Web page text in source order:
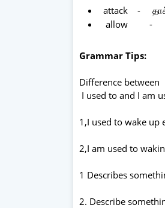
attack -
allow -
Grammar Tips:
Difference between
I used to and I am
1,I used to wake up
2,I am used to
1 Describes
2. Describe